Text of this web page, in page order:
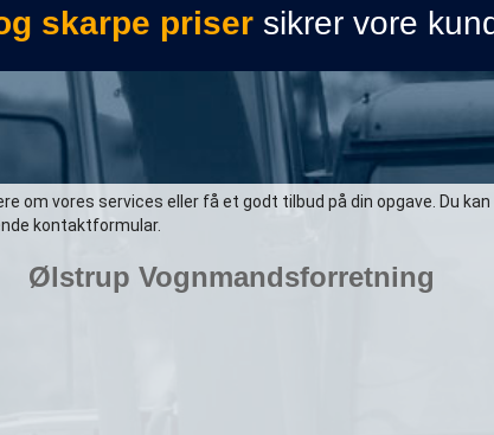
skarpe priser sikrer vore
om vores services eller få et godt tilbud på din opgave. Du kan
kontaktformular.
Ølstrup Vognmandsforretning